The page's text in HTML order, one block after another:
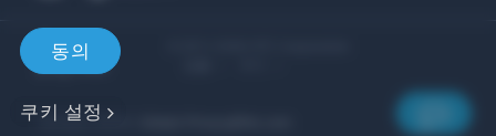
동의
쿠키 설정
개인정보 연락처: